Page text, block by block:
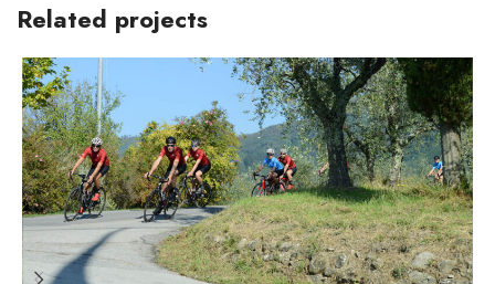
Related projects